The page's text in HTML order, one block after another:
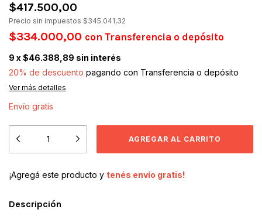
$417.500,00
Precio sin impuestos $345.041,32
$334.000,00 con Transferencia o depósito
9 x$46.388,89 sin interés
20% de descuento pagando con Transferencia o depósito
Ver más detalles
Envío gratis
¡Agregá este producto y tenés envío gratis!
Descripción